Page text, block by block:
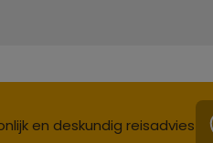
en deskundig reisadvies